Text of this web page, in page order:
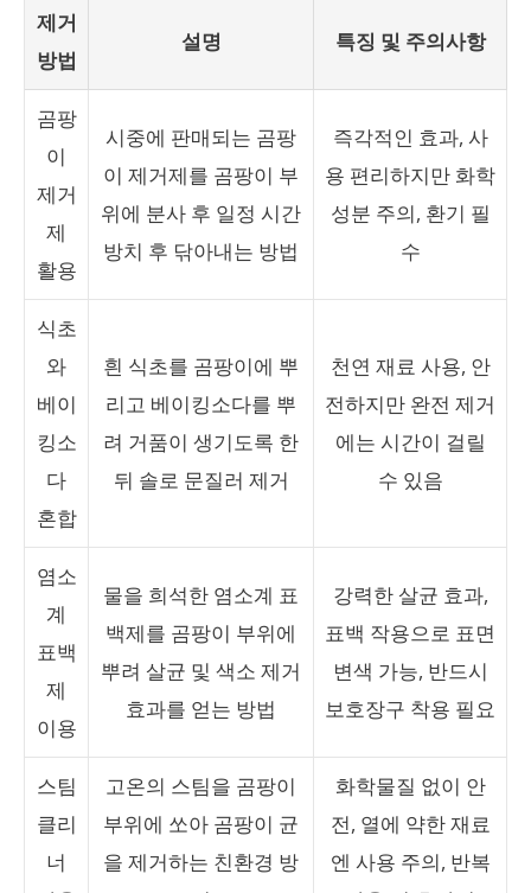
제거
방법
설명 특징 및 주의사항
곰팡
이
제거
제
활용
시중에 판매되는 곰팡
이 제거제를 곰팡이 부
위에 분사 후 일정 시간
방치 후 닦아내는 방법
즉각적인 효과, 사
용 편리하지만 화학
성분 주의, 환기 필
수
식초
와
베이
킹소
다
혼합
흰 식초를 곰팡이에 뿌
리고 베이킹소다를 뿌
려 거품이 생기도록 한
뒤 솔로 문질러 제거
천연 재료 사용, 안
전하지만 완전 제거
에는 시간이 걸릴
수 있음
염소
계
표백
제
이용
물을 희석한 염소계 표
백제를 곰팡이 부위에
뿌려 살균 및 색소 제거
효과를 얻는 방법
강력한 살균 효과,
표백 작용으로 표면
변색 가능, 반드시
보호장구 착용 필요
스팀
클리
너
고온의 스팀을 곰팡이
부위에 쏘아 곰팡이 균
을 제거하는 친환경 방
화학물질 없이 안
전, 열에 약한 재료
엔 사용 주의, 반복